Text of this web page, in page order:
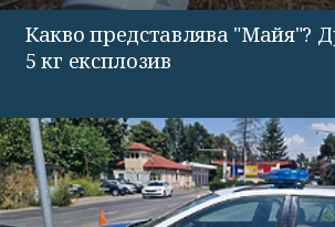
Какво представлява "Майя"?
5 кг експлозив